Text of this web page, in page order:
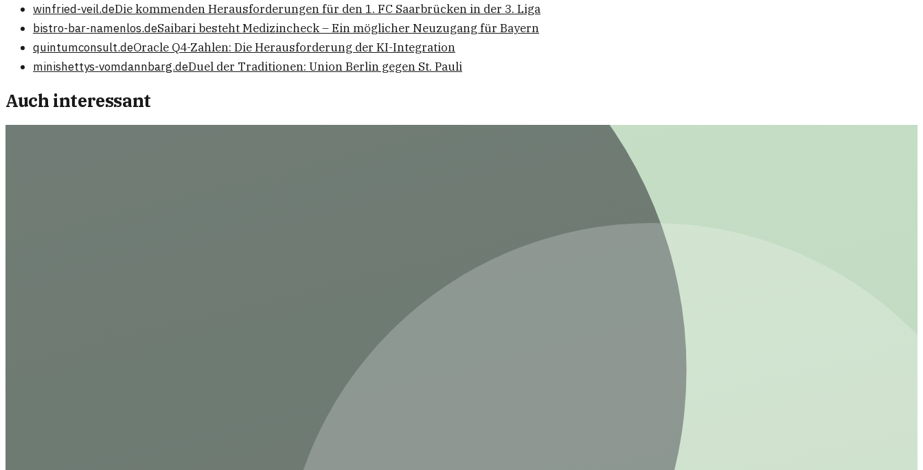
winfried-veil.deDie kommenden Herausforderungen für den 1. FC Saarbrücken in der 3. Liga
bistro-bar-namenlos.deSaibari besteht Medizincheck – Ein möglicher Neuzugang für Bayern
quintumconsult.deOracle Q4-Zahlen: Die Herausforderung der KI-Integration
minishettys-vomdannbarg.deDuel der Traditionen: Union Berlin gegen St. Pauli
Auch interessant